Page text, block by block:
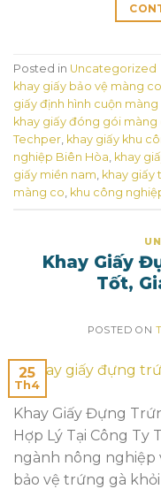
Posted in Uncategorized
khay giấy bảo vệ màng co
giấy định hình cuộn màng
khay giấy đóng gói màng
Techper, khay giấy khu
nghiệp Biên Hòa, khay
giấy miền nam, khay giấy
màng co, khu công
Khay Giấy
Tốt,
POSTED ON
25
Th4
Khay Giấy Đựng
Hợp Lý Tại Công Ty
ngành nông nghiệp
bảo vệ trứng gà